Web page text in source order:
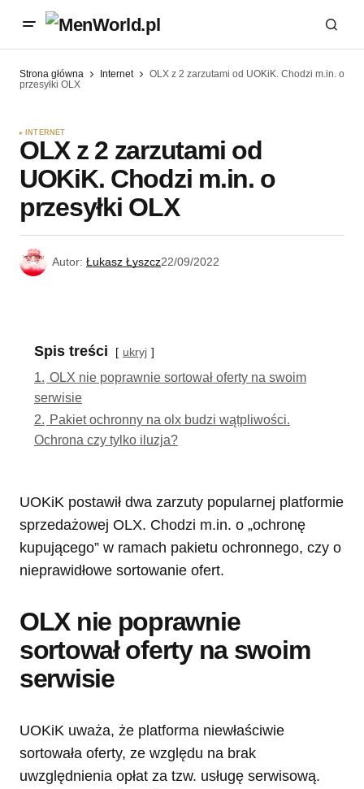
Strona główna Internet
OLX z 2 zarzutami od UOKiK. Chodzi m.in. o
przesyłki OLX
INTERNET
OLX z 2 zarzutami od
UOKiK. Chodzi m.in. o
przesyłki OLX
Autor: Łukasz Łyszcz22/09/2022
Spis treści ukryj
1. OLX nie poprawnie sortował oferty na swoim
serwisie
2. Pakiet ochronny na olx budzi wątpliwości.
Ochrona czy tylko iluzja?
UOKiK postawił dwa zarzuty popularnej platformie
sprzedażowej OLX. Chodzi m.in. o „ochronę
kupującego” w ramach pakietu ochronnego, czy o
nieprawidłowe sortowanie ofert.
OLX nie poprawnie
sortował oferty na swoim
serwisie
UOKiK uważa, że platforma niewłaściwie
sortowała oferty, ze względu na brak
uwzględnienia opłat za tzw. usługę serwisową.